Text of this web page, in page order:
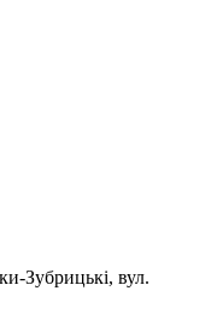
Зубрицькі, вул.